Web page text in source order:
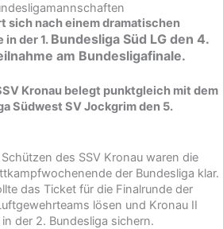
sich nach einem dramatischen
der 1. Bundesliga Süd LG den 4.
am Bundesligafinale.
Kronau belegt punktgleich mit dem
Südwest SV Jockgrim den 5.
des SSV Kronau waren die
der Bundesliga klar.
das Ticket für die Finalrunde der
lösen und Kronau II
der 2. Bundesliga sichern.